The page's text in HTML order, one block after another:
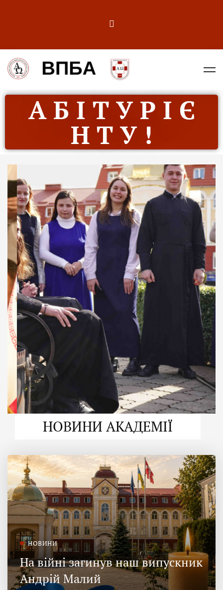
А Б І Т У Р І Є
Н Т У !
ДУХОВНО СИЛЬНІ!
ВПБА — спільнота, де
формується
покликання
Читати більше
НОВИНИ АКАДЕМІЇ
НОВИНИ
На війні загинув наш випускник
Андрій Малий